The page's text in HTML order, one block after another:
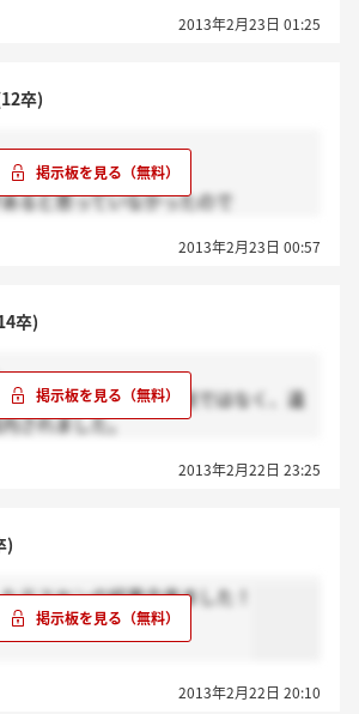
2013年2月23日 01:25
卒)
日メールででした！
ると思っていなかったので
2013年2月23日 00:57
卒)
後にマネージャー面談ではなく、違
されました。
2013年2月22日 23:25
)
テスセンの結果今来ました！
2013年2月22日 20:10